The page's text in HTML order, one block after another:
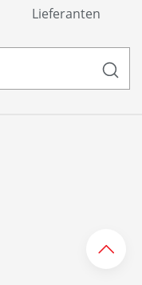
Lieferanten